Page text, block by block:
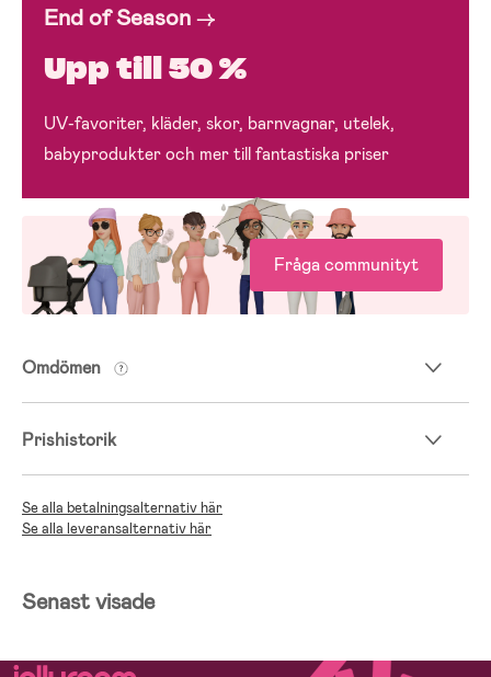
End of Season→
Upp till 50 %
UV-favoriter, kläder, skor, barnvagnar, utelek,
babyprodukter och mer till fantastiska priser
Fråga communityt
Omdömen
Prishistorik
Se alla betalningsalternativ här
Se alla leveransalternativ här
Senast visade